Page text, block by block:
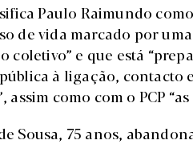
Paulo Raimundo
de vida marcado por
coletivo” e que está
à ligação, contacto
assim como com o PCP
Sousa, 75 anos,